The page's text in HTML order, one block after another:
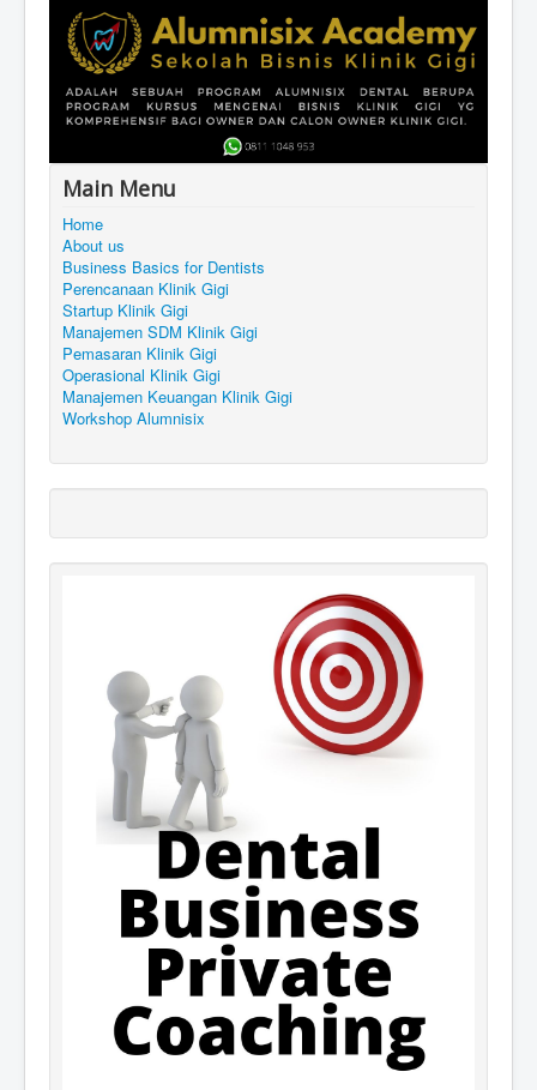
Main Menu
Home
About us
Business Basics for Dentists
Perencanaan Klinik Gigi
Startup Klinik Gigi
Manajemen SDM Klinik Gigi
Pemasaran Klinik Gigi
Operasional Klinik Gigi
Manajemen Keuangan Klinik Gigi
Workshop Alumnisix